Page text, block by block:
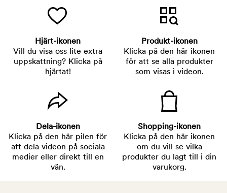
Hjärt-ikonen
Vill du visa oss lite extra
uppskattning? Klicka på
hjärtat!
Produkt-ikonen
Klicka på den här ikonen
för att se alla produkter
som visas i videon.
Dela-ikonen
Klicka på den här pilen för
att dela videon på sociala
medier eller direkt till en
vän.
Shopping-ikonen
Klicka på den här ikonen
om du vill se vilka
produkter du lagt till i din
varukorg.